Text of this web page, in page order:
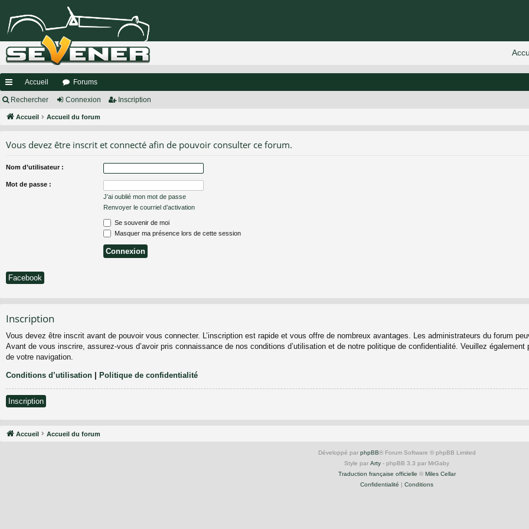
ac
co
s
Accueil Forums
Rechercher Connexion Inscription
Accueil Accueil du forum
Vous devez être inscrit et connecté afin de pouvoir consulter ce forum.
Nom d’utilisateur :
Mot de passe :
J’ai oublié mon mot de passe
Renvoyer le courriel d’activation
Se souvenir de moi
Masquer ma présence lors de cette session
Facebook
Inscription
Vous devez être inscrit avant de pouvoir vous connecter. L’inscription est rapide et vous offre de nombreux avantages. Les administrateurs du forum
Avant de vous inscrire, assurez-vous d’avoir pris connaissance de nos conditions d’utilisation et de notre politique de confidentialité. Veuillez
de votre navigation.
Conditions d’utilisation | Politique de confidentialité
Inscription
Accueil Accueil du forum
Développé par phpBB® Forum Software © phpBB Limited
Style par Arty - phpBB 3.3 par MrGaby
Traduction française officielle © Miles Cellar
Confidentialité | Conditions